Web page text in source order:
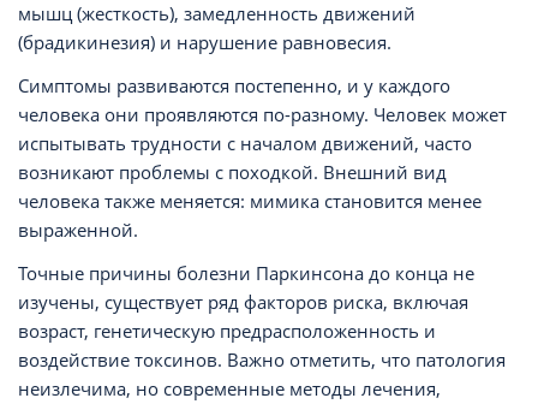
мышц (жесткость), замедленность движений
(брадикинезия) и нарушение равновесия.
Симптомы развиваются постепенно, и у каждого
человека они проявляются по-разному. Человек может
испытывать трудности с началом движений, часто
возникают проблемы с походкой. Внешний вид
человека также меняется: мимика становится менее
выраженной.
Точные причины болезни Паркинсона до конца не
изучены, существует ряд факторов риска, включая
возраст, генетическую предрасположенность и
воздействие токсинов. Важно отметить, что патология
неизлечима, но современные методы лечения,